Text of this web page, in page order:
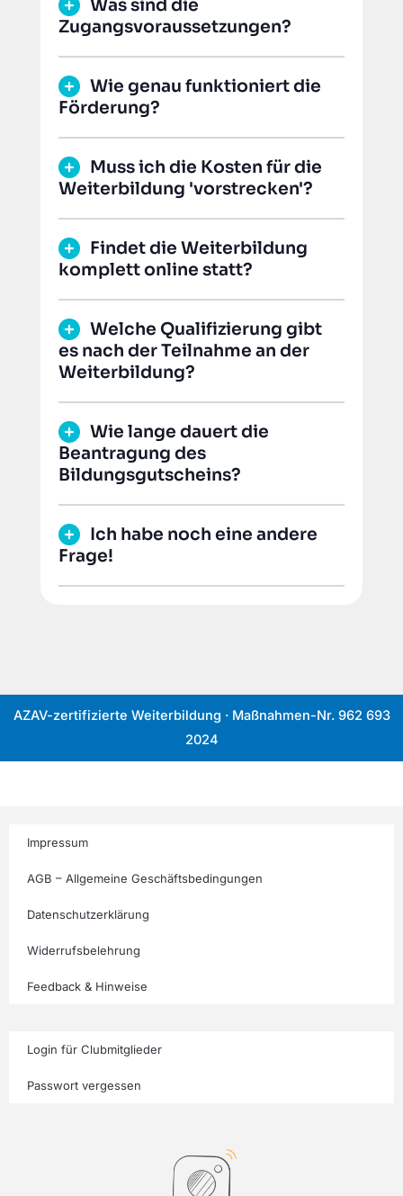
Was sind die
Zugangsvoraussetzungen?
Wie genau funktioniert die
Förderung?
Muss ich die Kosten für die
Weiterbildung 'vorstrecken'?
Findet die Weiterbildung
komplett online statt?
Welche Qualifizierung gibt
es nach der Teilnahme an der
Weiterbildung?
Wie lange dauert die
Beantragung des
Bildungsgutscheins?
Ich habe noch eine andere
Frage!
AZAV-zertifizierte Weiterbildung · Maßnahmen-Nr. 962 693
2024
Impressum
AGB – Allgemeine Geschäftsbedingungen
Datenschutzerklärung
Widerrufsbelehrung
Feedback & Hinweise
Login für Clubmitglieder
Passwort vergessen